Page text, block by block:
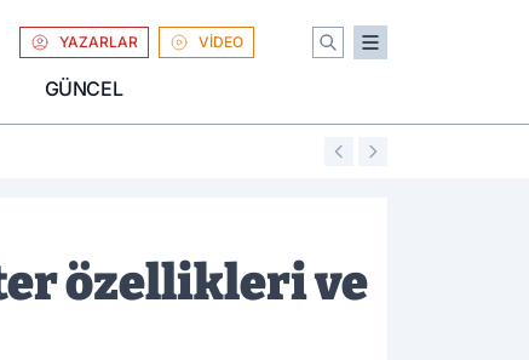
YAZARLAR VİDEO
GÜNCEL
01:04
özellikleri ve